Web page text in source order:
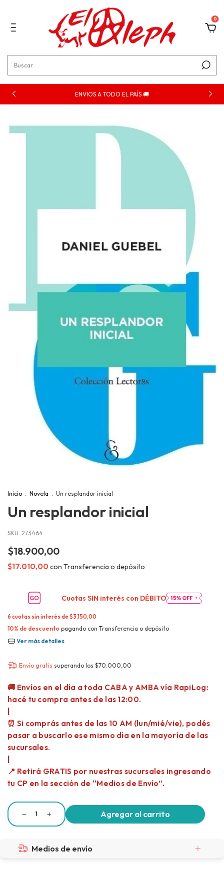
0
ENVIOS A TODO EL PAÍS 🚚
Inicio . Novela . Un resplandor inicial
Un resplandor inicial
SKU: 273464
$18.900,00
$17.010,00 con Transferencia o depósito
Cuotas SIN interés con DÉBITO
6 cuotas sin interés de$3.150,00
10% de descuento pagando con Transferencia o depósito
Ver más detalles
Envío gratis superando los $70.000,00
Medios de envío